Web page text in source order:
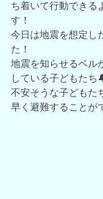
ち着いて行動できる
す！
今日は地震を想定し
た！
地震を知らせるベル
している子どもたち
不安そうな子どもた
早く避難することが